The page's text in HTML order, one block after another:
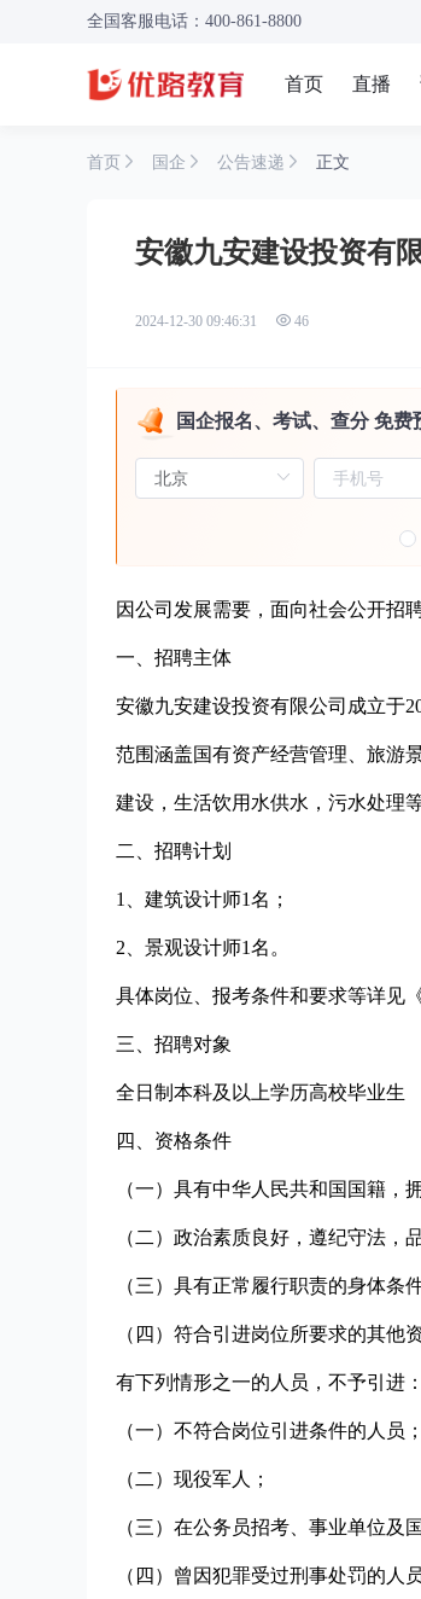
全国客服电话：400-861-8800
首页 直播
首页 国企 公告速递 正文
安徽九安建设投资有
2024-12-30 09:46:31 46
国企报名、考试、查分 免费
因公司发展需要，面向社会公开招
一、招聘主体
安徽九安建设投资有限公司成立于
范围涵盖国有资产经营管理、旅游
建设，生活饮用水供水，污水处理等
二、招聘计划
1、建筑设计师1名；
2、景观设计师1名。
具体岗位、报考条件和要求等详见
三、招聘对象
全日制本科及以上学历高校毕业生
四、资格条件
（一）具有中华人民共和国国籍
（二）政治素质良好，遵纪守法，
（三）具有正常履行职责的身体条
（四）符合引进岗位所要求的其他
有下列情形之一的人员，不予引进：
（一）不符合岗位引进条件的人员；
（二）现役军人；
（三）在公务员招考、事业单位及
（四）曾因犯罪受过刑事处罚的